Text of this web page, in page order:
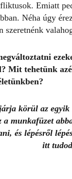
Emiatt
Néha úgy
szeretnénk
Mit tehetünk
körül az
munkafüzet
és lépésről
itt